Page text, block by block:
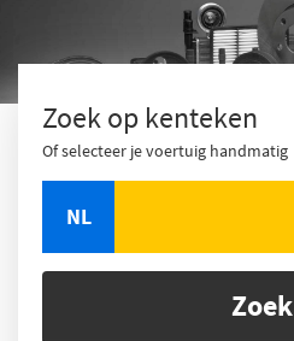
Zoek op kenteken
Of selecteer je voertuig handmatig
NL
Zoek